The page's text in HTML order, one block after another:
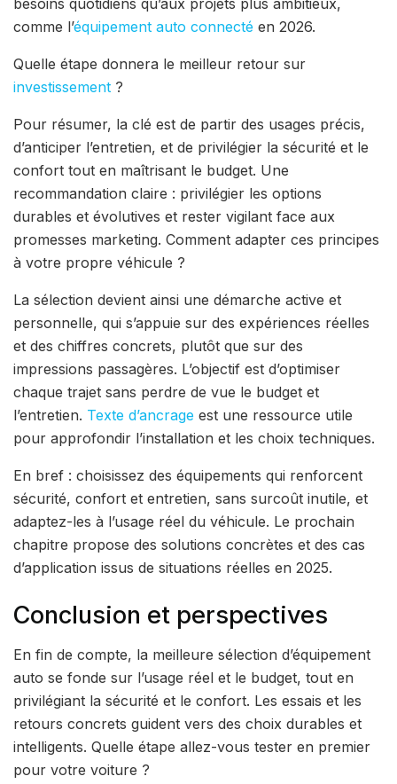
comme l’équipement auto connecté en 2026.
Quelle étape donnera le meilleur retour sur
investissement ?
Pour résumer, la clé est de partir des usages précis,
d’anticiper l’entretien, et de privilégier la sécurité et le
confort tout en maîtrisant le budget. Une
recommandation claire : privilégier les options
durables et évolutives et rester vigilant face aux
promesses marketing. Comment adapter ces principes
à votre propre véhicule ?
La sélection devient ainsi une démarche active et
personnelle, qui s’appuie sur des expériences réelles
et des chiffres concrets, plutôt que sur des
impressions passagères. L’objectif est d’optimiser
chaque trajet sans perdre de vue le budget et
l’entretien. Texte d’ancrage est une ressource utile
pour approfondir l’installation et les choix techniques.
En bref : choisissez des équipements qui renforcent
sécurité, confort et entretien, sans surcoût inutile, et
adaptez-les à l’usage réel du véhicule. Le prochain
chapitre propose des solutions concrètes et des cas
d’application issus de situations réelles en 2025.
Conclusion et perspectives
En fin de compte, la meilleure sélection d’équipement
auto se fonde sur l’usage réel et le budget, tout en
privilégiant la sécurité et le confort. Les essais et les
retours concrets guident vers des choix durables et
intelligents. Quelle étape allez-vous tester en premier
pour votre voiture ?